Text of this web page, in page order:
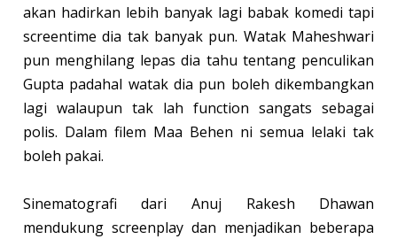
akan hadirkan lebih banyak lagi babak komedi tapi
screentime dia tak banyak pun. Watak Maheshwari
pun menghilang lepas dia tahu tentang penculikan
Gupta padahal watak dia pun boleh dikembangkan
lagi walaupun tak lah function sangats sebagai
polis. Dalam filem Maa Behen ni semua lelaki tak
boleh pakai.
Sinematografi dari Anuj Rakesh Dhawan
mendukung screenplay dan menjadikan beberapa